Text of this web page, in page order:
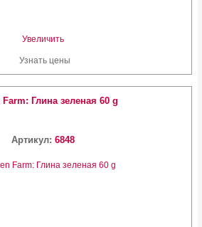
Увеличить
Узнать цены
Глина зеленая 60 g
Артикул: 6848